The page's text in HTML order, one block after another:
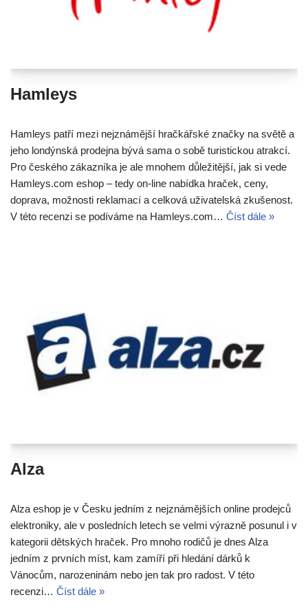
Hamleys
Hamleys patří mezi nejznámější hračkářské značky na světě a
jeho londýnská prodejna bývá sama o sobě turistickou atrakcí.
Pro českého zákazníka je ale mnohem důležitější, jak si vede
Hamleys.com eshop – tedy on-line nabídka hraček, ceny,
doprava, možnosti reklamací a celková uživatelská zkušenost.
V této recenzi se podíváme na Hamleys.com… Číst dále »
Alza
Alza eshop je v Česku jedním z nejznámějších online prodejců
elektroniky, ale v posledních letech se velmi výrazně posunul i v
kategorii dětských hraček. Pro mnoho rodičů je dnes Alza
jedním z prvních míst, kam zamíří při hledání dárků k
Vánocům, narozeninám nebo jen tak pro radost. V této
recenzi… Číst dále »